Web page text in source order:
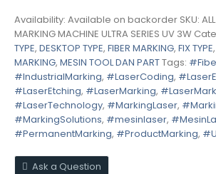
Availability: Available on backorder SKU:
MARKING MACHINE ULTRA SERIES UV 3W
TYPE, DESKTOP TYPE, FIBER MARKING, FIX TYPE,
MARKING, MESIN TOOL DAN PARTTags:
#IndustrialMarking, #LaserCoding,
#LaserEtching, #LaserMarking,
#LaserTechnology, #MarkingLaser,
#MarkingSolutions, #mesinlaser,
#PermanentMarking, #ProductMarking,
Ask a Question